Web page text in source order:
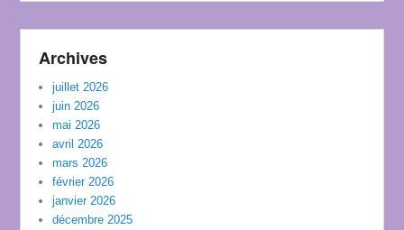
Archives
juillet 2026
juin 2026
mai 2026
avril 2026
mars 2026
février 2026
janvier 2026
décembre 2025